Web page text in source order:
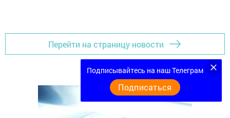
Перейти на страницу новости
Подписывайтесь на наш Телеграм
Подписаться